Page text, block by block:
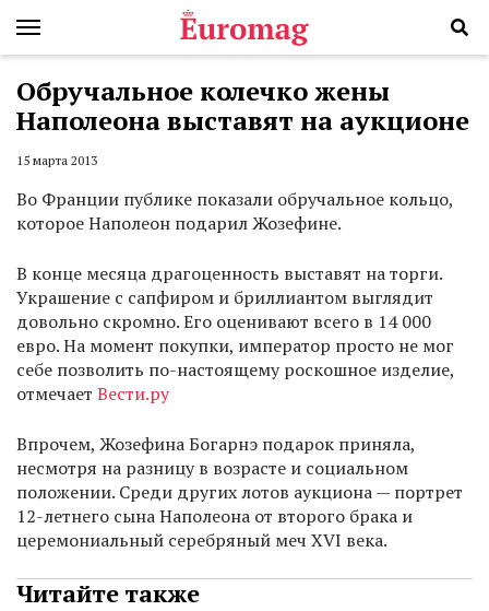
Обручальное колечко жены
Наполеона выставят на аукционе
15 марта 2013
Во Франции публике показали обручальное кольцо,
которое Наполеон подарил Жозефине.
В конце месяца драгоценность выставят на торги.
Украшение с сапфиром и бриллиантом выглядит
довольно скромно. Его оценивают всего в 14 000
евро. На момент покупки, император просто не мог
себе позволить по-настоящему роскошное изделие,
отмечает Вести.ру
Впрочем, Жозефина Богарнэ подарок приняла,
несмотря на разницу в возрасте и социальном
положении. Среди других лотов аукциона — портрет
12-летнего сына Наполеона от второго брака и
церемониальный серебряный меч XVI века.
Читайте также